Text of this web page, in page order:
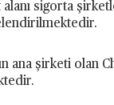
alanı sigorta
ana şirketi olan